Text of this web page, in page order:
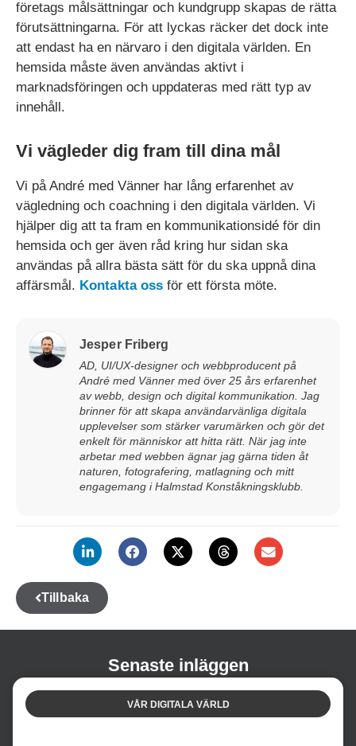
företags målsättningar och kundgrupp skapas de rätta
förutsättningarna. För att lyckas räcker det dock inte
att endast ha en närvaro i den digitala världen. En
hemsida måste även användas aktivt i
marknadsföringen och uppdateras med rätt typ av
innehåll.
Vi vägleder dig fram till dina mål
Vi på André med Vänner har lång erfarenhet av
vägledning och coachning i den digitala världen. Vi
hjälper dig att ta fram en kommunikationsidé för din
hemsida och ger även råd kring hur sidan ska
användas på allra bästa sätt för du ska uppnå dina
affärsmål. Kontakta oss för ett första möte.
Jesper Friberg
AD, UI/UX-designer och webbproducent på
André med Vänner med över 25 års erfarenhet
av webb, design och digital kommunikation. Jag
brinner för att skapa användarvänliga digitala
upplevelser som stärker varumärken och gör det
enkelt för människor att hitta rätt. När jag inte
arbetar med webben ägnar jag gärna tiden åt
naturen, fotografering, matlagning och mitt
engagemang i Halmstad Konståkningsklubb.
Tillbaka
Senaste inläggen
VÅR DIGITALA VÄRLD